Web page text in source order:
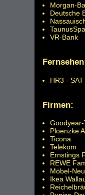
Morgan-
Deutsche
VR-Bank
HR3 -
Firmen:
Ploenzke
Ticona
Telekom
Ernstings
REWE
Möbel-
Ikea